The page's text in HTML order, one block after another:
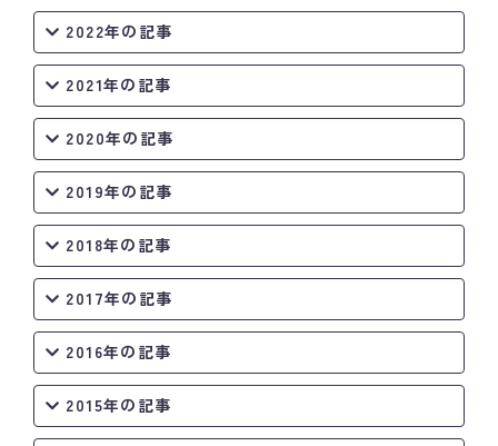
2022年の記事
2021年の記事
2020年の記事
2019年の記事
2018年の記事
2017年の記事
2016年の記事
2015年の記事